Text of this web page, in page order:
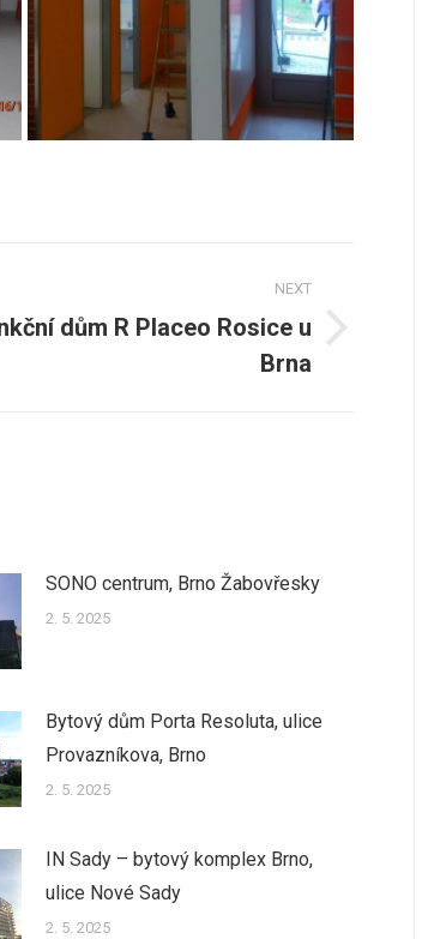
NEXT
dům R Placeo Rosice u
Brna
SONO centrum, Brno Žabovřesky
2. 5. 2025
Bytový dům Porta Resoluta, ulice
Provazníkova, Brno
2. 5. 2025
IN Sady – bytový komplex Brno,
ulice Nové Sady
2. 5. 2025